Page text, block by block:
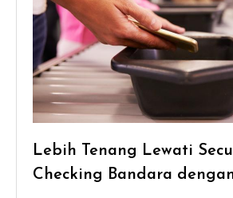
Lebih Tenang Lewati
Checking Bandara